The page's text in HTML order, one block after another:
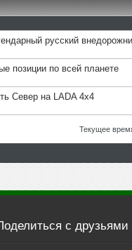
русский
позиции по всей планете
Север на LADA 4х4
Текущее
с друзьями